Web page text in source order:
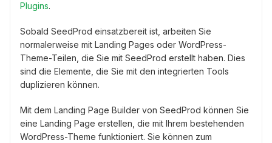
Plugins.
Sobald SeedProd einsatzbereit ist, arbeiten Sie
normalerweise mit Landing Pages oder WordPress-
Theme-Teilen, die Sie mit SeedProd erstellt haben. Dies
sind die Elemente, die Sie mit den integrierten Tools
duplizieren können.
Mit dem Landing Page Builder von SeedProd können Sie
eine Landing Page erstellen, die mit Ihrem bestehenden
WordPress-Theme funktioniert. Sie können zum